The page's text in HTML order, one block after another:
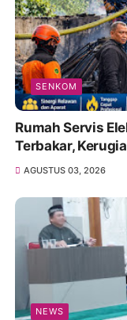
SENKOM
Rumah Servis
Terbakar,
AGUSTUS 03, 2026
NEWS